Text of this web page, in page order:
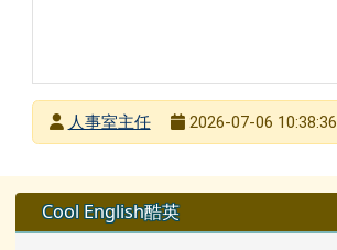
發布者人事室主任
2026-07-06 10:38:36
左邊區域內容
Cool English酷英